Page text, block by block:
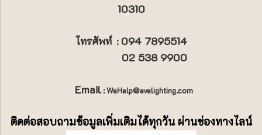
10310
โทรศัพท์: 094 7895514
02 538 9900
Email: WeHelp@evelighting.com
ติดต่อสอบถามข้อมูลเพิ่มเติมได้ทุกวัน ผ่านช่องทางไลน์